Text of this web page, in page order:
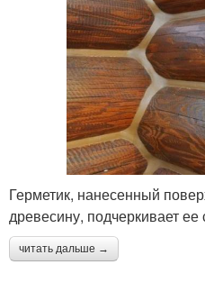
Герметик, нанесенный
древесину, подчеркивает ее
читать дальше →